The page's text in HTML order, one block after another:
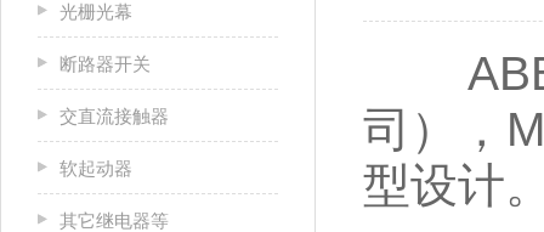
光栅光幕
断路器开关
交直流接触器
软起动器
其它继电器等
ABB
司），
型设计